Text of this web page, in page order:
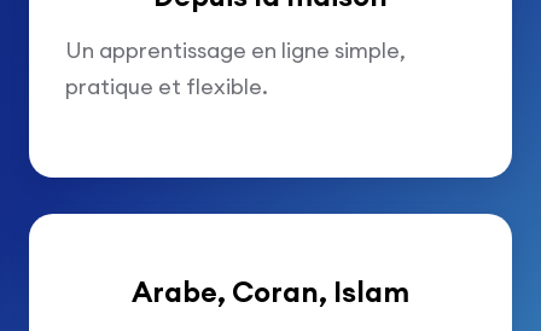
Un apprentissage en ligne simple,
pratique et flexible.
Arabe, Coran, Islam